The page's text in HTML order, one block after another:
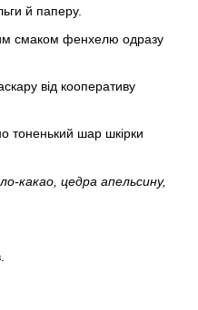
й паперу.
смаком фенхелю одразу
від кооперативу
тоненький шар шкірки
какао, цедра апельсину,